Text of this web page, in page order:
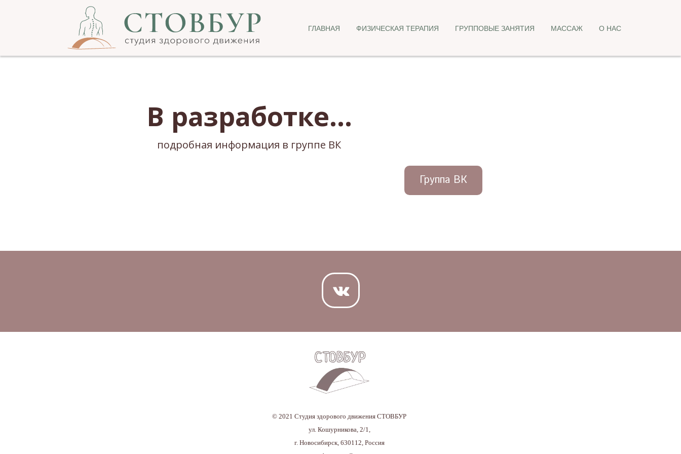
ГЛАВНАЯ ФИЗИЧЕСКАЯ ТЕРАПИЯ ГРУППОВЫЕ ЗАНЯТИЯ МАССАЖ О НАС
Группа ВК
В разработке...
подробная информация в группе ВК
© 2021 Студия здорового движения СТОВБУР
ул. Кошурникова, 2/1,
г. Новосибирск, 630112, Россия